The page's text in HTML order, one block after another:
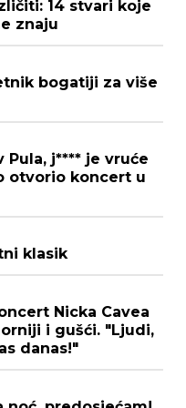
14 stvari koje
znaju
bogatiji za više
Pula, j**** je vruće
otvorio koncert u
klasik
Nicka Cavea
i gušći. "Ljudi,
danas!"